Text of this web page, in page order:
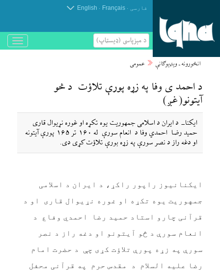
فارسی .
Français
.
English
د مېزپاسى (ډیسټاپ)
باز
و
انځورونه ـ ویډیوګانې عمومی
د احمد ی وفا په زړه پورې تلاؤت د څو
آیتونو(غږ)
ایکنا- د ایران د اسلامی جمهوریت یوه تکړه او غوره نړیوال قاری
حمید رضا احمدي وفا د انعام سورې له ۱۶۰ تر ۱۶۵ پورې آیتونه
او دغه راز د نصر سورې په زړه بورې تلاؤت کړی دی.
ایکنانیوز راپور راکړ، د ایران د اسلامی
جمهوریت یوه تکړه او غوره نړیوال قاری او د
قرآنی چارو استاد حمید رضا احمدي وفاع د
انعام سورې د څو آیتونو او دغه راز د نصر
سورې په زړه پورې تلاؤت کړی چې د حضرت امام
رضا علیه السلام د مقدس حرم په قرآنی محفل